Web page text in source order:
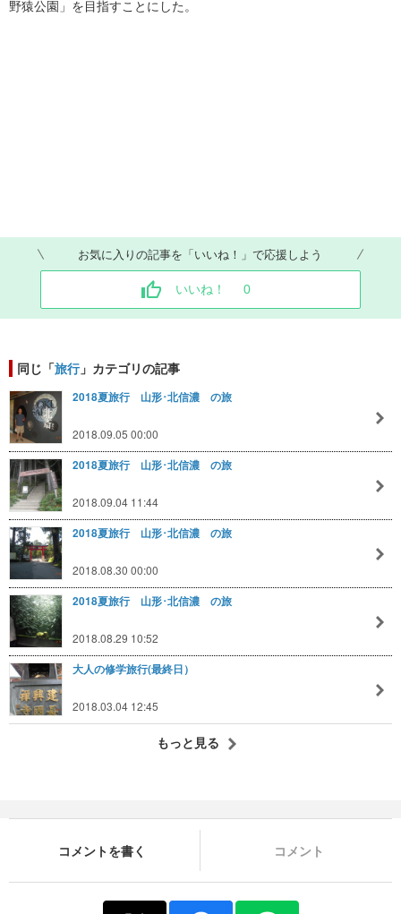
野猿公園」を目指すことにした。
お気に入りの記事を「いいね！」で応援しよう
いいね！ 0
同じ「旅行」カテゴリの記事
2018夏旅行 山形･北信濃 の旅
2018.09.05 00:00
2018夏旅行 山形･北信濃 の旅
2018.09.04 11:44
2018夏旅行 山形･北信濃 の旅
2018.08.30 00:00
2018夏旅行 山形･北信濃 の旅
2018.08.29 10:52
大人の修学旅行(最終日）
2018.03.04 12:45
もっと見る
コメントを書く コメント